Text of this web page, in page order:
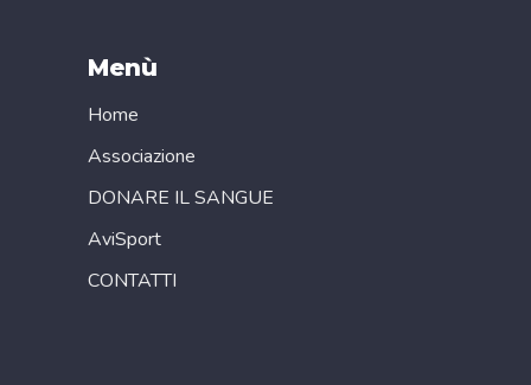
Menù
Home
Associazione
DONARE IL SANGUE
AviSport
CONTATTI